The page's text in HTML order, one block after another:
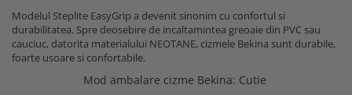
Accesorii echipamente protectie
Curele si bretele
Genunchiere
Alte accesorii echipamente
Ciocane si baroase
Dispozitive fixare
Capsatoare
Consumabile scule si unelte
Modelul Steplite EasyGrip a devenit sinonim cu confortul si
durabilitatea. Spre deosebire de incaltamintea greoaie din PVC sau
cauciuc, datorita materialului NEOTANE, cizmele Bekina sunt durabile,
foarte usoare si confortabile.
Mod ambalare cizme Bekina: Cutie